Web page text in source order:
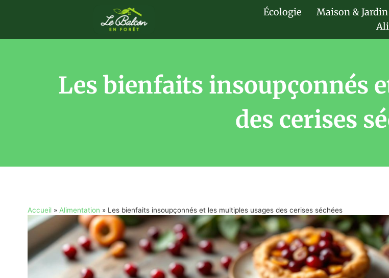
Écologie Maison & Jardin
Les bienfaits insoupçonnés
des cerises
Accueil» Alimentation » Les bienfaits insoupçonnés et les multiples usages des cerises séchées